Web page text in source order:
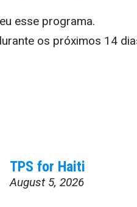
esse programa.
os próximos 14
TPS for Haiti
August 5, 2026